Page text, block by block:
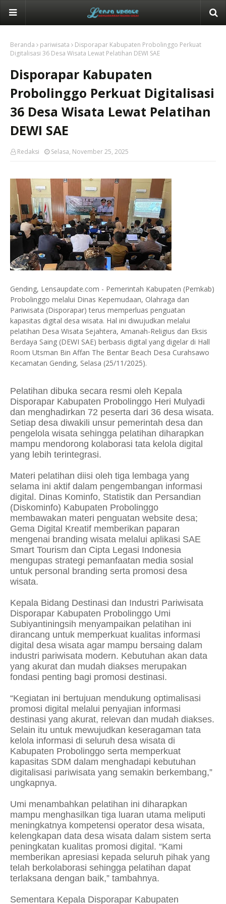
Beranda pariwisata
Disporapar Kabupaten Probolinggo Perkuat
Digitalisasi 36 Desa Wisata Lewat Pelatihan DEWI SAE
Disporapar Kabupaten
Probolinggo Perkuat Digitalisasi
36 Desa Wisata Lewat Pelatihan
DEWI SAE
Redaksi Selasa, November 25, 2025
Gending, Lensaupdate.com - Pemerintah Kabupaten (Pemkab)
Probolinggo melalui Dinas Kepemudaan, Olahraga dan
Pariwisata (Disporapar) terus memperluas penguatan
kapasitas digital desa wisata. Hal ini diwujudkan melalui
pelatihan Desa Wisata Sejahtera, Amanah-Religius dan Eksis
Berdaya Saing (DEWI SAE) berbasis digital yang digelar di Hall
Room Utsman Bin Affan The Bentar Beach Desa Curahsawo
Kecamatan Gending, Selasa (25/11/2025).
Pelatihan dibuka secara resmi oleh Kepala
Disporapar Kabupaten Probolinggo Heri Mulyadi
dan menghadirkan 72 peserta dari 36 desa wisata.
Setiap desa diwakili unsur pemerintah desa dan
pengelola wisata sehingga pelatihan diharapkan
mampu mendorong kolaborasi tata kelola digital
yang lebih terintegrasi.
Materi pelatihan diisi oleh tiga lembaga yang
selama ini aktif dalam pengembangan informasi
digital. Dinas Kominfo, Statistik dan Persandian
(Diskominfo) Kabupaten Probolinggo
membawakan materi penguatan website desa;
Gema Digital Kreatif memberikan paparan
mengenai branding wisata melalui aplikasi SAE
Smart Tourism dan Cipta Legasi Indonesia
mengupas strategi pemanfaatan media sosial
untuk personal branding serta promosi desa
wisata.
Kepala Bidang Destinasi dan Industri Pariwisata
Disporapar Kabupaten Probolinggo Umi
Subiyantiningsih menyampaikan pelatihan ini
dirancang untuk memperkuat kualitas informasi
digital desa wisata agar mampu bersaing dalam
industri pariwisata modern. Kebutuhan akan data
yang akurat dan mudah diakses merupakan
fondasi penting bagi promosi destinasi.
“Kegiatan ini bertujuan mendukung optimalisasi
promosi digital melalui penyajian informasi
destinasi yang akurat, relevan dan mudah diakses.
Selain itu untuk mewujudkan keseragaman tata
kelola informasi di seluruh desa wisata di
Kabupaten Probolinggo serta memperkuat
kapasitas SDM dalam menghadapi kebutuhan
digitalisasi pariwisata yang semakin berkembang,”
ungkapnya.
Umi menambahkan pelatihan ini diharapkan
mampu menghasilkan tiga luaran utama meliputi
meningkatnya kompetensi operator desa wisata,
kelengkapan data desa wisata dalam sistem serta
peningkatan kualitas promosi digital. “Kami
memberikan apresiasi kepada seluruh pihak yang
telah berkolaborasi sehingga pelatihan dapat
terlaksana dengan baik,” tambahnya.
Sementara Kepala Disporapar Kabupaten